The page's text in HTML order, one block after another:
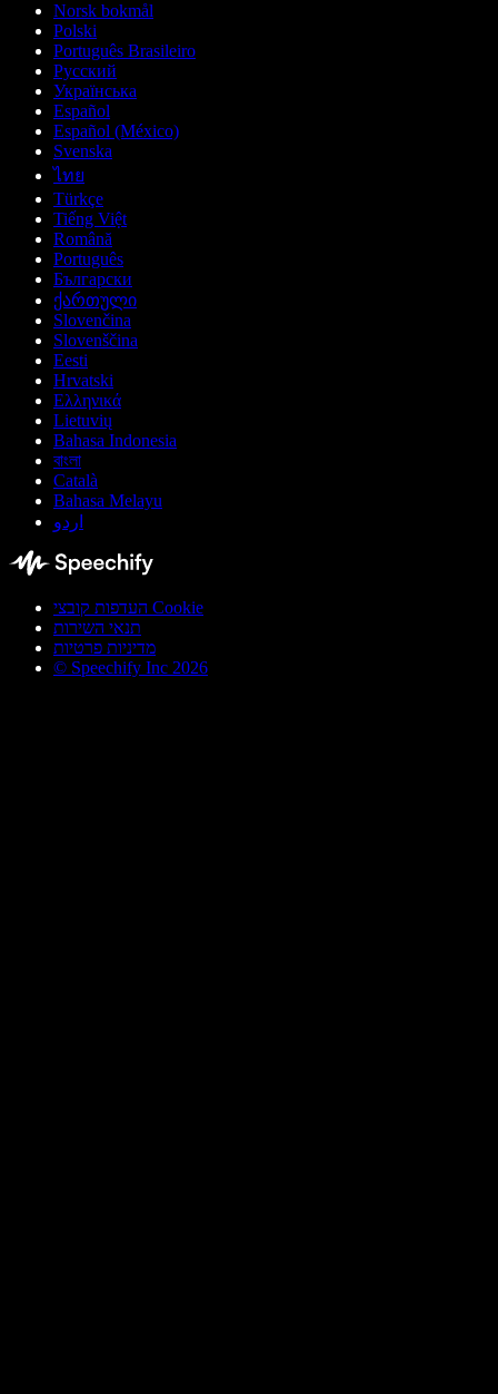
Norsk bokmål
Polski
Português Brasileiro
Русский
Українська
Español
Español (México)
Svenska
ไทย
Türkçe
Tiếng Việt
Română
Português
Български
ქართული
Slovenčina
Slovenščina
Eesti
Hrvatski
Ελληνικά
Lietuvių
Bahasa Indonesia
বাংলা
Català
Bahasa Melayu
اردو
העדפות קובצי Cookie
תנאי השירות
מדיניות פרטיות
© Speechify Inc 2026